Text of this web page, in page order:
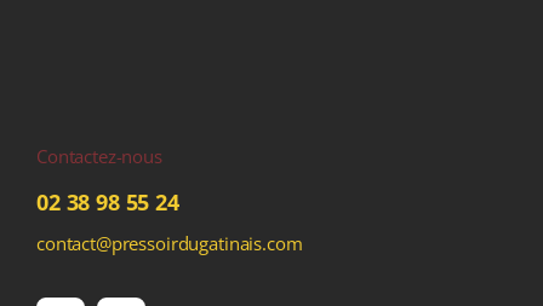
Contactez-nous
02 38 98 55 24
contact@pressoirdugatinais.com